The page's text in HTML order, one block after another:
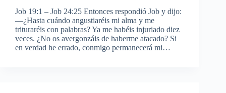
Job 19:1 – Job 24:25 Entonces respondió Job y dijo:
—¿Hasta cuándo angustiaréis mi alma y me
trituraréis con palabras? Ya me habéis injuriado diez
veces. ¿No os avergonzáis de haberme atacado? Si
en verdad he errado, conmigo permanecerá mi…